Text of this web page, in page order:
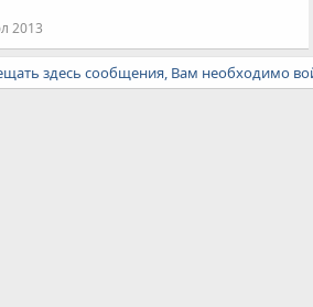
2013
здесь сообщения, Вам необходимо